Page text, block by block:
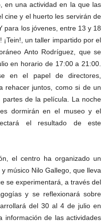
en una actividad en la que las
cine y el huerto les servirán de
para los jóvenes, entre 13 y 18
¡Tein!, un taller impartido por el
Anto Rodríguez, que se
en horario de 17:00 a 21:00.
en el papel de directores,
rehacer juntos, como si de un
de la película. La noche
dormirán en el museo y el
el resultado de este
el centro ha organizado un
músico Nilo Gallego, que lleva
se experimentará, a través del
y se reflexionará sobre
del 30 al 4 de julio en
información de las actividades